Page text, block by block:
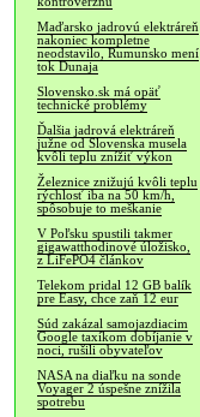
Maďarsko jadrovú elektráreň
nakoniec kompletne
neodstavilo, Rumunsko mení
tok Dunaja
Slovensko.sk má opäť
technické problémy
Ďalšia jadrová elektráreň
južne od Slovenska musela
kvôli teplu znížiť výkon
Železnice znižujú kvôli teplu
rýchlosť iba na 50 km/h,
spôsobuje to meškanie
V Poľsku spustili takmer
gigawatthodinové úložisko,
z LiFePO4 článkov
Telekom pridal 12 GB balík
pre Easy, chce zaň 12 eur
Súd zakázal samojazdiacim
Google taxíkom dobíjanie v
noci, rušili obyvateľov
NASA na diaľku na sonde
Voyager 2 úspešne znížila
spotrebu